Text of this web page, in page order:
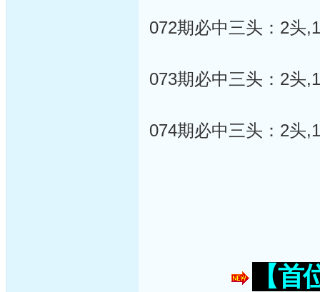
072期必中三头：2头
073期必中三头：2头
074期必中三头：2头
【